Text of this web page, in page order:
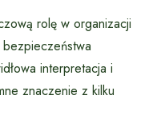
rolę w organizacji
interpretacja i
znaczenie z kilku